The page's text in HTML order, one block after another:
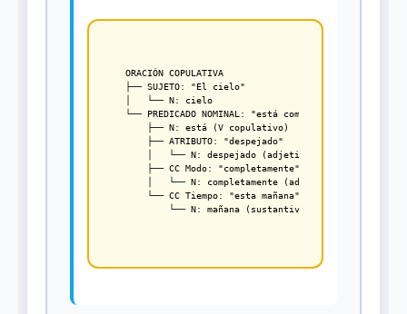
ORACIÓN COPULATIVA
├── SUJETO: "El cielo"
│   └── N: cielo
└── PREDICADO NOMINAL: "está completamente
    ├── N: está (V copulativo)
    ├── ATRIBUTO: "despejado"
    │   └── N: despejado (adjetivo)
├── CC Modo: "completamente" (modifica al
    │   └── N: completamente (adverbio)
    └── CC Tiempo: "esta mañana"